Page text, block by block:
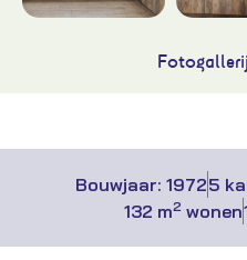
Bouwjaar: 19725
132 m2 wonen